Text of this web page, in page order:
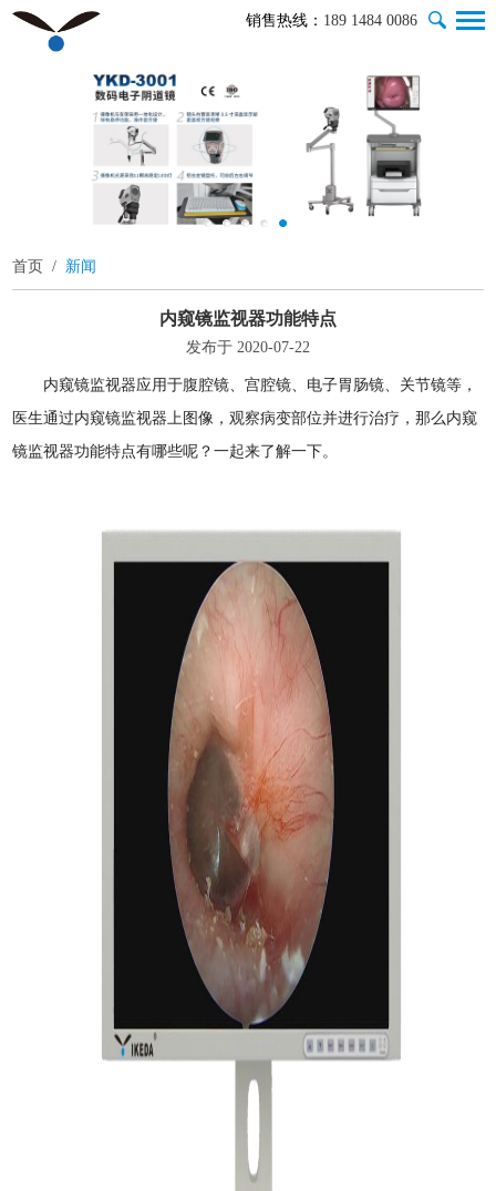
销售热线： 189 1484 0086
首页 / 新闻
内窥镜监视器功能特点
发布于 2020-07-22
内窥镜监视器应用于腹腔镜、宫腔镜、电子胃肠镜、关节镜等，
医生通过内窥镜监视器上图像，观察病变部位并进行治疗，那么内窥
镜监视器功能特点有哪些呢？一起来了解一下。